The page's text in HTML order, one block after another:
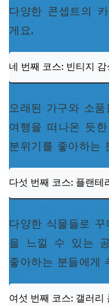
다양한 콘셉트의
게요.
네 번째 코스: 빈티지
오래된 가구와 소
여행을 떠나온 듯
분위기를 좋아하는
다섯 번째 코스: 플랜테
다양한 식물들로
을 느낄 수 있는
좋아하는 분들에게
여섯 번째 코스: 갤러리